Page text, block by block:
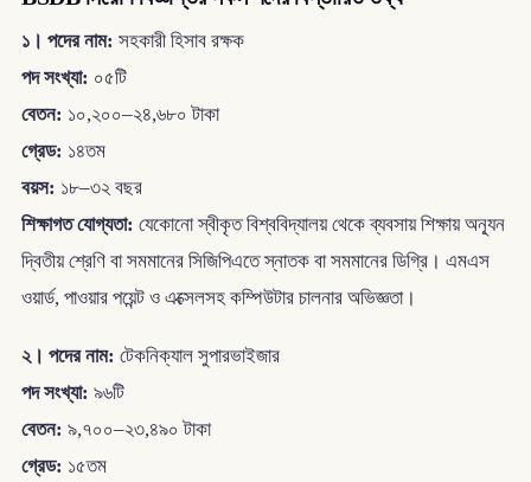
১। পদের নাম: সহকারী হিসাব রক্ষক
পদ সংখ্যা: ০৫টি
বেতন: ১০,২০০–২৪,৬৮০ টাকা
গ্রেড: ১৪তম
বয়স: ১৮–৩২ বছর
শিক্ষাগত যোগ্যতা: যেকোনো স্বীকৃত বিশ্ববিদ্যালয় থেকে ব্যবসায় শিক্ষায় অন্যূন
দ্বিতীয় শ্রেণি বা সমমানের সিজিপিএতে স্নাতক বা সমমানের ডিগ্রি। এমএস
ওয়ার্ড, পাওয়ার পয়েন্ট ও এক্সেলসহ কম্পিউটার চালনার অভিজ্ঞতা।
২। পদের নাম: টেকনিক্যাল সুপারভাইজার
পদ সংখ্যা: ৯৬টি
বেতন: ৯,৭০০–২৩,৪৯০ টাকা
গ্রেড: ১৫তম